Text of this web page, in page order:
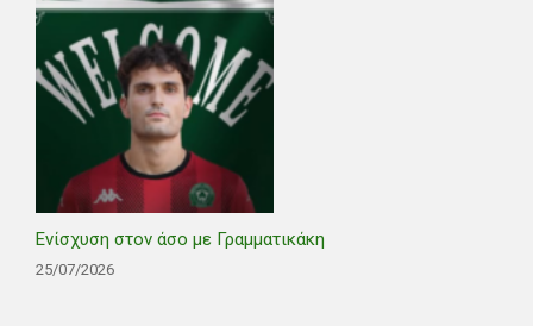
Ενίσχυση στον άσο με Γραμματικάκη
25/07/2026